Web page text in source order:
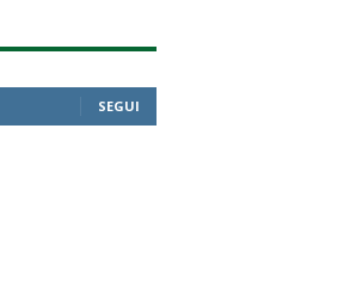
SEGUI